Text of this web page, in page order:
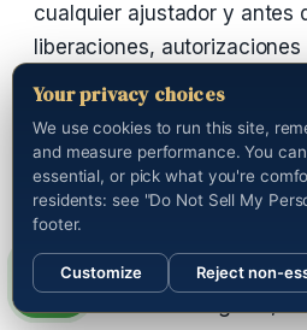
cualquier ajustador y antes
liberaciones,
declaraciones grabadas.
¿Atienden casos
Hills?
Sí. Nuestra firma
Your privacy choices
We use cookies to run this site,
and measure performance. You
essential, or pick what you're
residents: see "Do Not Sell My
footer.
Customize Reject non-